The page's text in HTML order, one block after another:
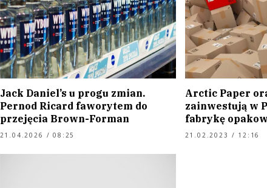
Jack Daniel’s u progu zmian.
Pernod Ricard faworytem do
przejęcia Brown-Forman
21.04.2026 / 08:25
Arctic Paper
zainwestują w
fabrykę
21.02.2023 / 12:16